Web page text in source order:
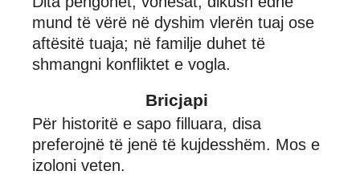
mund të vërë në dyshim vlerën tuaj ose
aftësitë tuaja; në familje duhet të
shmangni konfliktet e vogla.
Bricjapi
Për historitë e sapo filluara, disa
preferojnë të jenë të kujdesshëm. Mos e
izoloni veten.